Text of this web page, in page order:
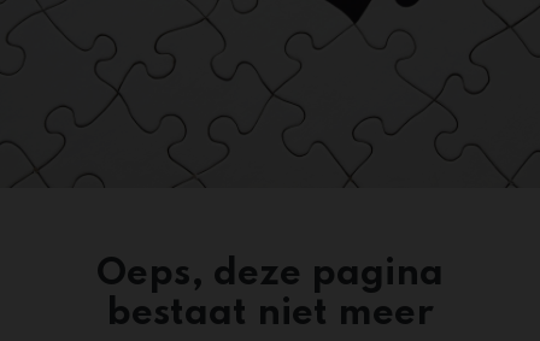
Oeps, deze pagina
bestaat niet meer